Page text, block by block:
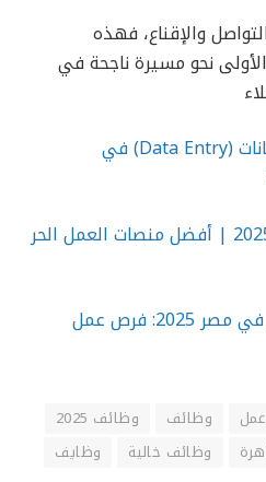
والإقناع، فهذه
نحو مسيرة ناجحة في
وظيفة مدخل بيانات (Data Entry) في
مواقع عمل حر 2025 | أفضل منصات العمل الحر
شغل كول سنتر في مصر 2025: فرص عمل
وظائف
وظائف 2025
وظائف خالية
وظايف